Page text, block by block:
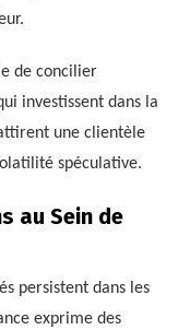
de concilier
investissent dans la
une clientèle
spéculative.
au Sein de
persistent dans les
exprime des